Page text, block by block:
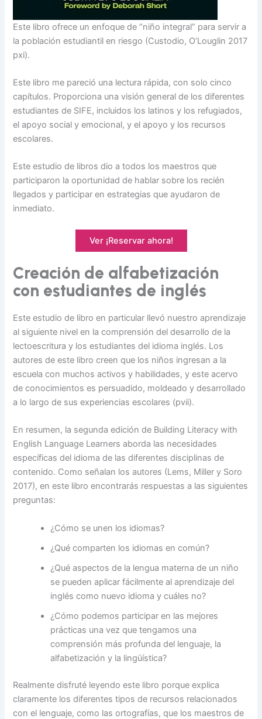
Este libro ofrece un enfoque de “niño integral” para servir a
la población estudiantil en riesgo (Custodio, O’Louglin 2017
pxi).
Este libro me pareció una lectura rápida, con solo cinco
capítulos. Proporciona una visión general de los diferentes
estudiantes de SIFE, incluidos los latinos y los refugiados,
el apoyo social y emocional, y el apoyo y los recursos
escolares.
Este estudio de libros dio a todos los maestros que
participaron la oportunidad de hablar sobre los recién
llegados y participar en estrategias que ayudaron de
inmediato.
Ver ¡Reservar ahora!
Creación de alfabetización
con estudiantes de inglés
Este estudio de libro en particular llevó nuestro aprendizaje
al siguiente nivel en la comprensión del desarrollo de la
lectoescritura y los estudiantes del idioma inglés. Los
autores de este libro creen que los niños ingresan a la
escuela con muchos activos y habilidades, y este acervo
de conocimientos es persuadido, moldeado y desarrollado
a lo largo de sus experiencias escolares (pvii).
En resumen, la segunda edición de Building Literacy with
English Language Learners aborda las necesidades
específicas del idioma de las diferentes disciplinas de
contenido. Como señalan los autores (Lems, Miller y Soro
2017), en este libro encontrarás respuestas a las siguientes
preguntas:
¿Cómo se unen los idiomas?
¿Qué comparten los idiomas en común?
¿Qué aspectos de la lengua materna de un niño
se pueden aplicar fácilmente al aprendizaje del
inglés como nuevo idioma y cuáles no?
¿Cómo podemos participar en las mejores
prácticas una vez que tengamos una
comprensión más profunda del lenguaje, la
alfabetización y la lingüística?
Realmente disfruté leyendo este libro porque explica
claramente los diferentes tipos de recursos relacionados
con el lenguaje, como las ortografías, que los maestros de